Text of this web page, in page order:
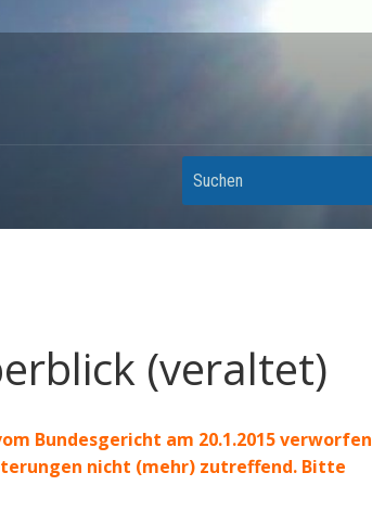
(veraltet)
Bundesgericht am 20.1.2015 verworfen
nicht (mehr) zutreffend. Bitte